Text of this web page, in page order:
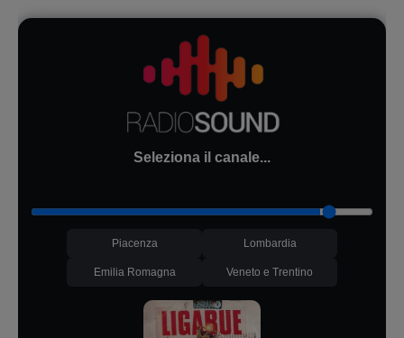
Seleziona il canale...
Piacenza Lombardia
Emilia Romagna Veneto e Trentino